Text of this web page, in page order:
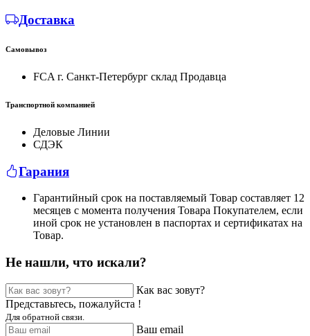
Доставка
Самовывоз
FCA г. Санкт-Петербург склад Продавца
Транспортной компанией
Деловые Линии
СДЭК
Гарания
Гарантийный срок на поставляемый Товар составляет 12
месяцев с момента получения Товара Покупателем, если
иной срок не установлен в паспортах и сертификатах на
Товар.
Не нашли, что искали?
Как вас зовут?
Представьтесь, пожалуйста !
Для обратной связи.
Ваш email